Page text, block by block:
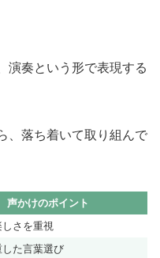
演奏という形で表現する
、落ち着いて取り組んで
声かけのポイント
さを重視
た言葉選び